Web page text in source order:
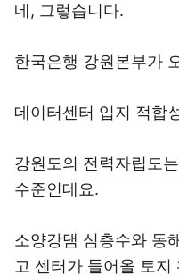
네, 그렇습니다.
한국은행 강원본부가
데이터센터 입지 적합
강원도의 전력자립도
수준인데요.
소양강댐 심층수와 동
고 센터가 들어올 토지